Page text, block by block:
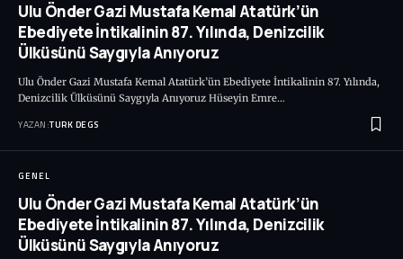
Ulu Önder Gazi Mustafa Kemal Atatürk’ün
Ebediyete İntikalinin 87. Yılında, Denizcilik
Ülküsünü Saygıyla Anıyoruz
Ulu Önder Gazi Mustafa Kemal Atatürk’ün Ebediyete İntikalinin 87. Yılında,
Denizcilik Ülküsünü Saygıyla Anıyoruz Hüseyin Emre…
YAZAN:TURK DEGS
GENEL
Ulu Önder Gazi Mustafa Kemal Atatürk’ün
Ebediyete İntikalinin 87. Yılında, Denizcilik
Ülküsünü Saygıyla Anıyoruz